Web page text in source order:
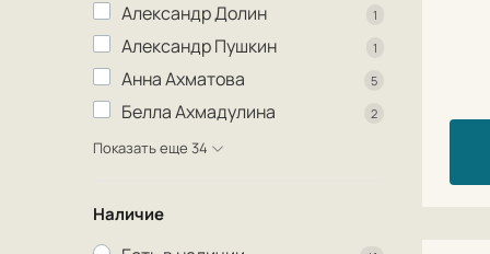
Александр Долин 1
Александр Пушкин 1
Анна Ахматова 5
Белла Ахмадулина 2
Показать еще 34
Наличие